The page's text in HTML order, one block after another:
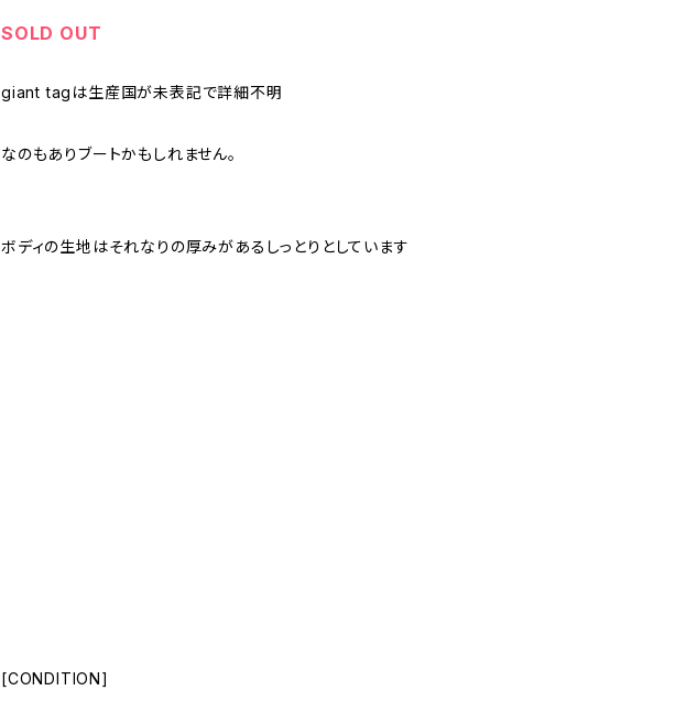
SOLD OUT
giant tagは生産国が未表記で詳細不明
なのもありブートかもしれません。
ボディの生地はそれなりの厚みがあるしっとりとしています
[CONDITION]